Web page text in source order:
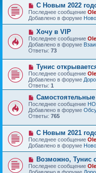
Н
о
в
о
е
с
о
о
б
щ
е
и
е
С Новым 2022
Последнее сообщение
Добавлено в форуме
Н
о
в
о
е
с
о
о
б
щ
е
н
и
е
Хочу в VIP
Последнее сообщение
Добавлено в форуме
Ответы: 73
Н
о
в
о
е
с
о
б
щ
е
н
и
е
Тунис
Последнее сообщение
Добавлено в форуме
Ответы: 1
Н
о
в
о
е
с
о
о
б
е
н
и
Последнее сообщение
Добавлено в форуме
Ответы: 765
Н
о
в
о
е
с
о
С Новым 2021
Последнее сообщение
Добавлено в форуме
Н
о
в
Возможно, Тунис
Последнее сообщение